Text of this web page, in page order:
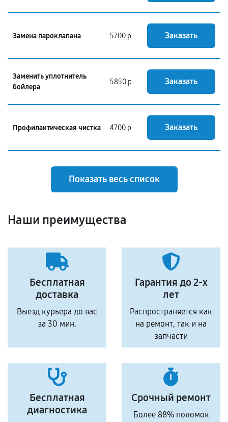
Замена пароклапана 5700 р Заказать
Заменить уплотнитель
бойлера
5850 р Заказать
Профилактическая чистка 4700 р Заказать
Показать весь список
Наши преимущества
Бесплатная
доставка
Выезд курьера до вас
за 30 мин.
Гарантия до 2-х
лет
Распространяется как
на ремонт, так и на
запчасти
Бесплатная
диагностика
Срочный ремонт
Более 88% поломок